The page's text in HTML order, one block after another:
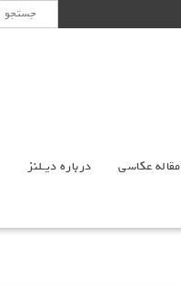
مقاله عکاسی درباره دیـلنز